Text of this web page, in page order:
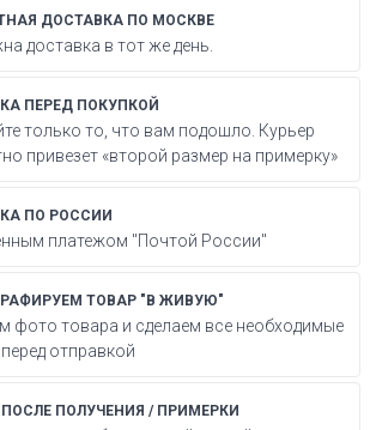
ДОСТАВКА ПО МОСКВЕ
доставка в тот же день.
ПЕРЕД ПОКУПКОЙ
только то, что вам подошло. Курьер
привезет «второй размер на примерку»
ПО РОССИИ
платежом "Почтой России"
ТОВАР "В ЖИВУЮ"
фото товара и сделаем все необходимые
отправкой
ПОЛУЧЕНИЯ / ПРИМЕРКИ